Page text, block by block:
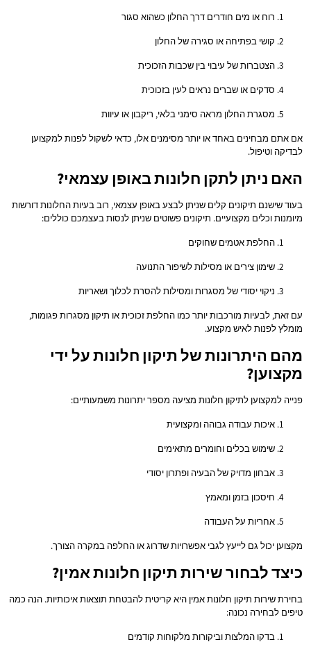
רוח או מים חודרים דרך החלון כשהוא סגור
קושי בפתיחה או סגירה של החלון
הצטברות של עיבוי בין שכבות הזכוכית
סדקים או שברים נראים לעין בזכוכית
מסגרת החלון מראה סימני בלאי, ריקבון או עיוות
אם אתם מבחינים באחד או יותר מסימנים אלו, כדאי לשקול לפנות למקצוען
לבדיקה וטיפול.
האם ניתן לתקן חלונות באופן עצמאי?
בעוד שישנם תיקונים קלים שניתן לבצע באופן עצמאי, רוב בעיות החלונות דורשות
מיומנות וכלים מקצועיים. תיקונים פשוטים שניתן לנסות בעצמכם כוללים:
החלפת אטמים שחוקים
שימון צירים או מסילות לשיפור התנועה
ניקוי יסודי של מסגרות ומסילות להסרת לכלוך ושאריות
עם זאת, לבעיות מורכבות יותר כמו החלפת זכוכית או תיקון מסגרות פגומות,
מומלץ לפנות לאיש מקצוע.
מהם היתרונות של תיקון חלונות על ידי
מקצוען?
פנייה למקצוען לתיקון חלונות מציעה מספר יתרונות משמעותיים:
איכות עבודה גבוהה ומקצועית
שימוש בכלים וחומרים מתאימים
אבחון מדויק של הבעיה ופתרון יסודי
חיסכון בזמן ומאמץ
אחריות על העבודה
מקצוען יכול גם לייעץ לגבי אפשרויות שדרוג או החלפה במקרה הצורך.
כיצד לבחור שירות תיקון חלונות אמין?
בחירת שירות תיקון חלונות אמין היא קריטית להבטחת תוצאות איכותיות. הנה כמה
טיפים לבחירה נכונה:
בדקו המלצות וביקורות מלקוחות קודמים